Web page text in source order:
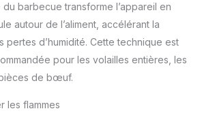
barbecue transforme l’appareil en
autour de l’aliment, accélérant la
pertes d’humidité. Cette technique est
pour les volailles entières, les
de bœuf.
les flammes